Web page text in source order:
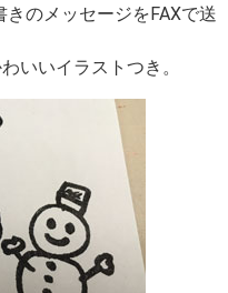
きのメッセージをFAXで送
いいイラストつき。